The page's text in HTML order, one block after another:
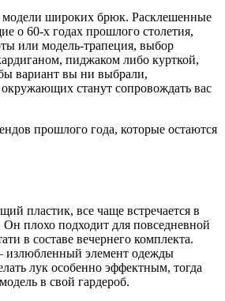
модели широких брюк. Расклешенные
о 60-х годах прошлого столетия,
или модель-трапеция, выбор
пиджаком либо курткой,
вариант вы ни выбрали,
станут сопровождать вас
пластик, все чаще встречается в
Он плохо подходит для повседневной
в составе вечернего комплекта.
излюбленный элемент одежды
лук особенно эффектным, тогда
в свой гардероб.